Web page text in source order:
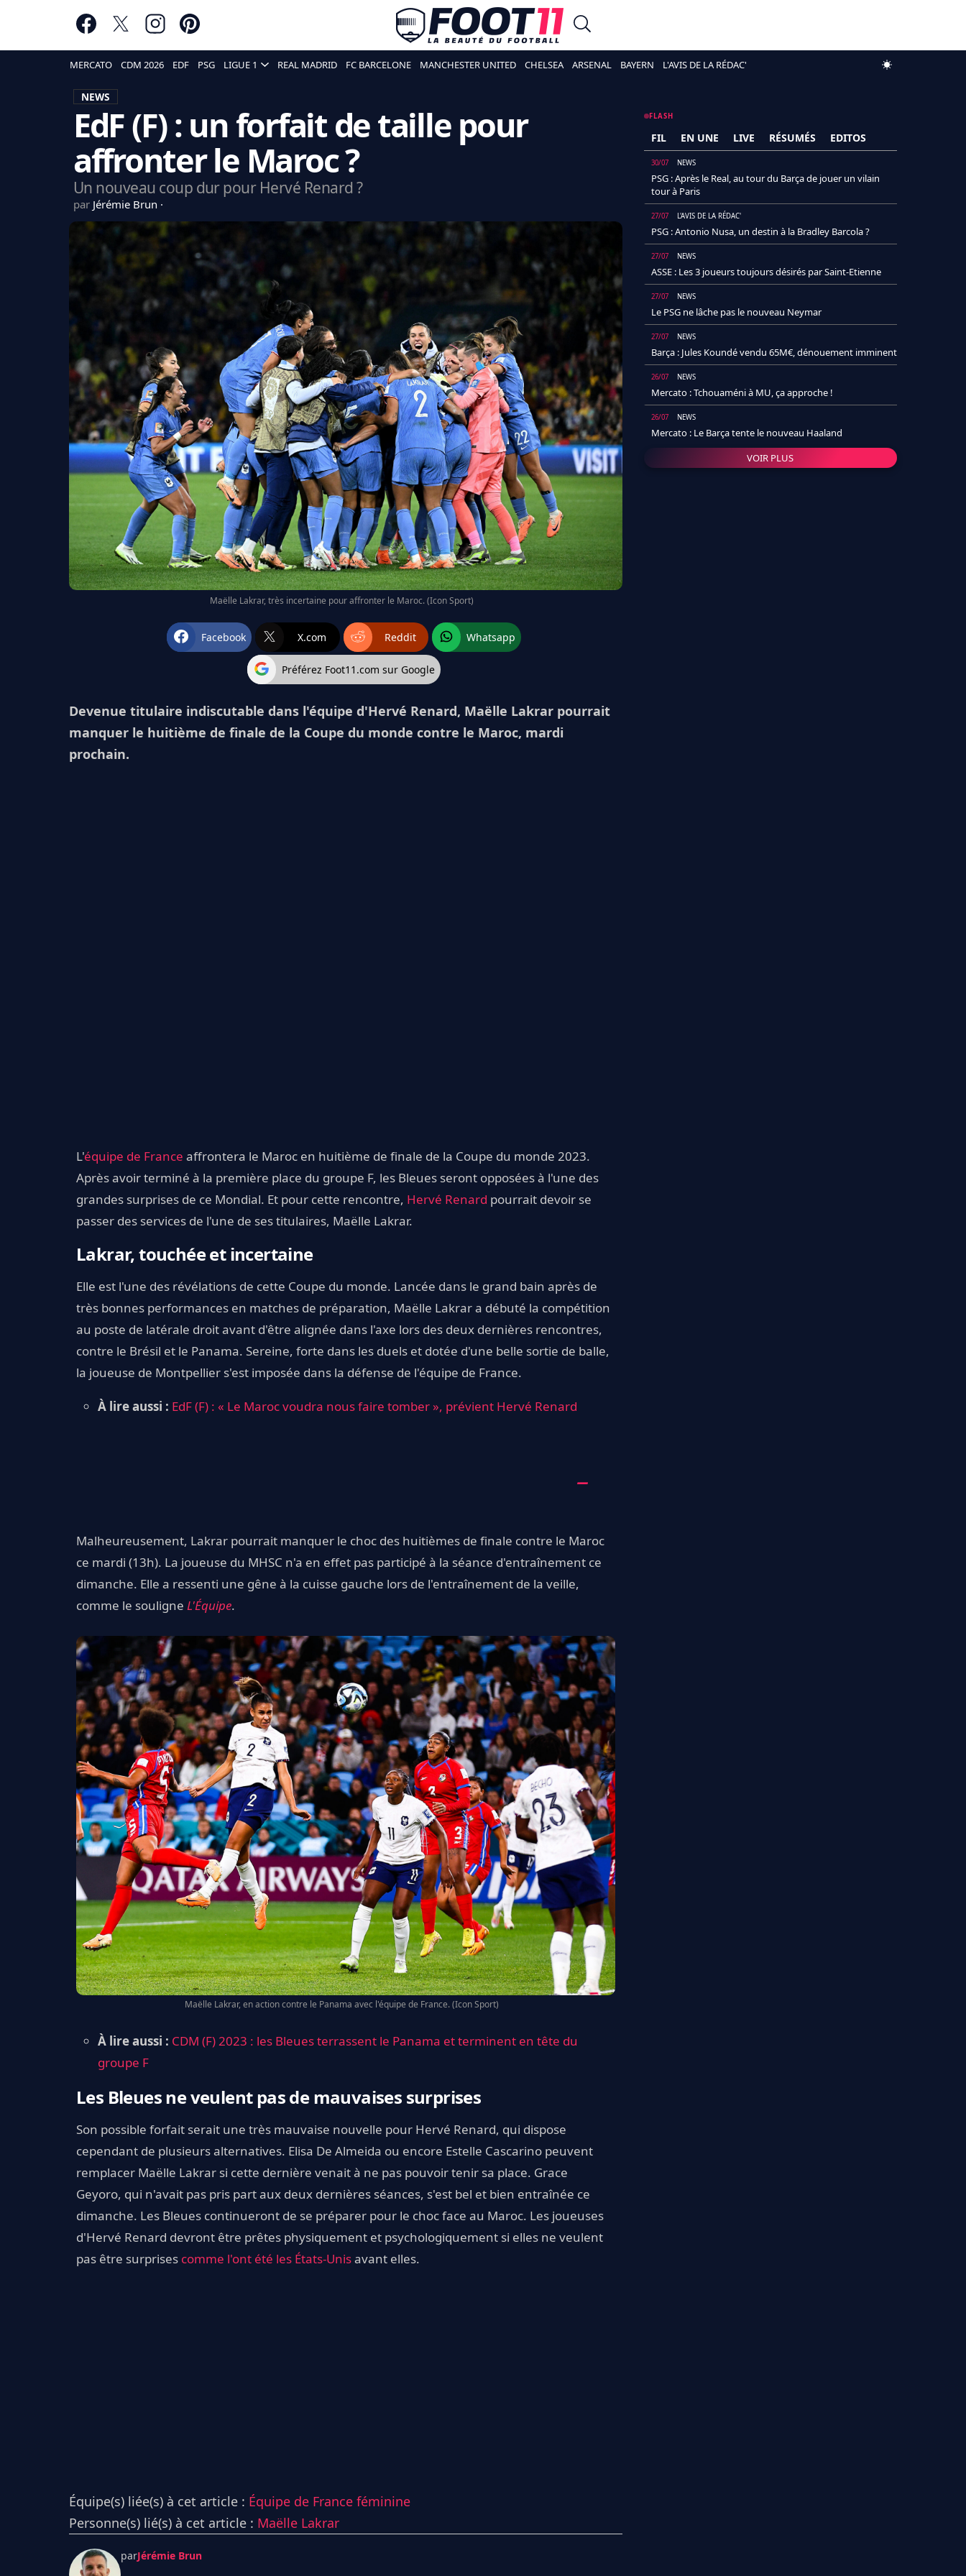
MERCATO CDM 2026 EDF PSG LIGUE 1 REAL MADRID FC BARCELONE MANCHESTER UNITED CHELSEA ARSENAL BAYERN L'AVIS DE LA RÉDAC'
NEWS
EdF (F) : un forfait de taille pour
affronter le Maroc ?
Un nouveau coup dur pour Hervé Renard ?
par Jérémie Brun
Maëlle Lakrar, très incertaine pour affronter le Maroc. (Icon Sport)
Facebook X.com Reddit Whatsapp
Préférez Foot11.com sur Google
Devenue titulaire indiscutable dans l'équipe d'Hervé Renard, Maëlle Lakrar pourrait
manquer le huitième de finale de la Coupe du monde contre le Maroc, mardi
prochain.
L'équipe de France affrontera le Maroc en huitième de finale de la Coupe du monde 2023.
Après avoir terminé à la première place du groupe F, les Bleues seront opposées à l'une des
grandes surprises de ce Mondial. Et pour cette rencontre, Hervé Renard pourrait devoir se
passer des services de l'une de ses titulaires, Maëlle Lakrar.
Lakrar, touchée et incertaine
Elle est l'une des révélations de cette Coupe du monde. Lancée dans le grand bain après de
très bonnes performances en matches de préparation, Maëlle Lakrar a débuté la compétition
au poste de latérale droit avant d'être alignée dans l'axe lors des deux dernières rencontres,
contre le Brésil et le Panama. Sereine, forte dans les duels et dotée d'une belle sortie de balle,
la joueuse de Montpellier s'est imposée dans la défense de l'équipe de France.
À lire aussi : EdF (F) : « Le Maroc voudra nous faire tomber », prévient Hervé Renard
Malheureusement, Lakrar pourrait manquer le choc des huitièmes de finale contre le Maroc
ce mardi (13h). La joueuse du MHSC n'a en effet pas participé à la séance d'entraînement ce
dimanche. Elle a ressenti une gêne à la cuisse gauche lors de l'entraînement de la veille,
comme le souligne L'Équipe.
Maëlle Lakrar, en action contre le Panama avec l'équipe de France. (Icon Sport)
À lire aussi : CDM (F) 2023 : les Bleues terrassent le Panama et terminent en tête du
groupe F
Les Bleues ne veulent pas de mauvaises surprises
Son possible forfait serait une très mauvaise nouvelle pour Hervé Renard, qui dispose
cependant de plusieurs alternatives. Elisa De Almeida ou encore Estelle Cascarino peuvent
remplacer Maëlle Lakrar si cette dernière venait à ne pas pouvoir tenir sa place. Grace
Geyoro, qui n'avait pas pris part aux deux dernières séances, s'est bel et bien entraînée ce
dimanche. Les Bleues continueront de se préparer pour le choc face au Maroc. Les joueuses
d'Hervé Renard devront être prêtes physiquement et psychologiquement si elles ne veulent
pas être surprises comme l'ont été les États-Unisavant elles.
Équipe(s) liée(s) à cet article : Équipe de France féminine
Personne(s) lié(s) à cet article : Maëlle Lakrar
parJérémie Brun
FLASH
FIL EN UNE LIVE RÉSUMÉS EDITOS
30/07 NEWS
PSG : Après le Real, au tour du Barça de jouer un vilain
tour à Paris
27/07 L'AVIS DE LA RÉDAC'
PSG : Antonio Nusa, un destin à la Bradley Barcola ?
27/07 NEWS
ASSE : Les 3 joueurs toujours désirés par Saint-Etienne
27/07 NEWS
Le PSG ne lâche pas le nouveau Neymar
27/07 NEWS
Barça : Jules Koundé vendu 65M€, dénouement imminent
26/07 NEWS
Mercato : Tchouaméni à MU, ça approche !
26/07 NEWS
Mercato : Le Barça tente le nouveau Haaland
VOIR PLUS